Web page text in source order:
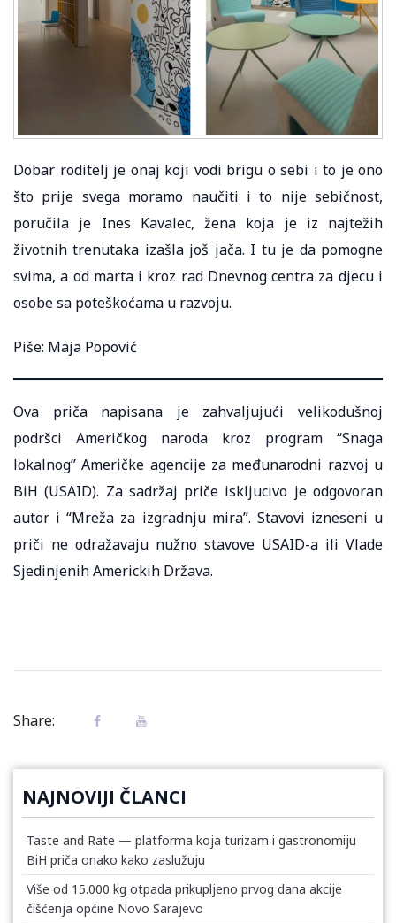
Dobar roditelj je onaj koji vodi brigu o sebi i to je ono
što prije svega moramo naučiti i to nije sebičnost,
poručila je Ines Kavalec, žena koja je iz najtežih
životnih trenutaka izašla još jača. I tu je da pomogne
svima, a od marta i kroz rad Dnevnog centra za djecu i
osobe sa poteškoćama u razvoju.
Piše: Maja Popović
Ova priča napisana je zahvaljujući velikodušnoj
podršci Američkog naroda kroz program “Snaga
lokalnog” Američke agencije za međunarodni razvoj u
BiH (USAID). Za sadržaj priče iskljucivo je odgovoran
autor i “Mreža za izgradnju mira”. Stavovi izneseni u
priči ne odražavaju nužno stavove USAID-a ili Vlade
Sjedinjenih Americkih Država.
Share:
NAJNOVIJI ČLANCI
Taste and Rate — platforma koja turizam i gastronomiju
BiH priča onako kako zaslužuju
Više od 15.000 kg otpada prikupljeno prvog dana akcije
čišćenja općine Novo Sarajevo